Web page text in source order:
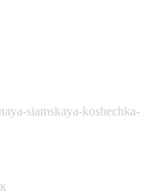
siamskaya-koshechka-